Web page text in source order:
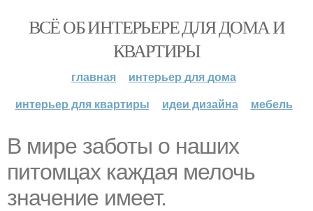
ВСЁ ОБ ИНТЕРЬЕРЕ ДЛЯ ДОМА И
КВАРТИРЫ
главная
интерьер для дома
интерьер для квартиры
идеи дизайна мебель
В мире заботы о наших
питомцах каждая мелочь
значение имеет.